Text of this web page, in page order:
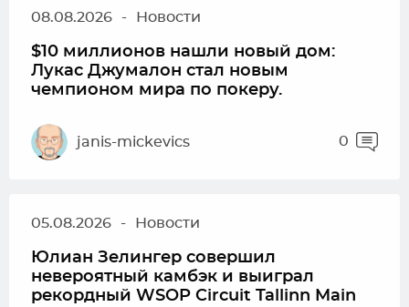
08.08.2026 - Новости
$10 миллионов нашли новый дом:
Лукас Джумалон стал новым
чемпионом мира по покеру.
janis-mickevics 0
05.08.2026 - Новости
Юлиан Зелингер совершил
невероятный камбэк и выиграл
рекордный WSOP Circuit Tallinn Main